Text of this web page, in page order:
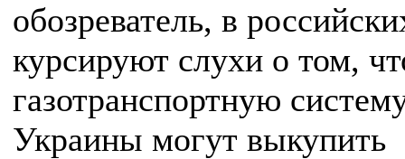
обозреватель, в
курсируют слухи о том,
газотранспортную
Украины могут выкупить